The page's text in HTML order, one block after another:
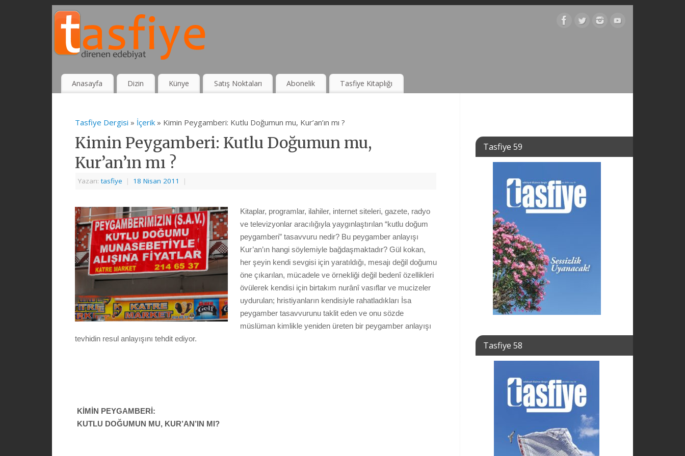
Anasayfa Dizin Künye Satış Noktaları Abonelik Tasfiye Kitaplığı
Tasfiye Dergisi » İçerik » Kimin Peygamberi: Kutlu Doğumun mu, Kur’an’ın mı ?
Kimin Peygamberi: Kutlu Doğumun mu,
Kur’an’ın mı ?
Yazarı:tasfiye | 18 Nisan 2011 |
Kitaplar, programlar, ilahiler, internet siteleri, gazete, radyo
ve televizyonlar aracılığıyla yaygınlaştırılan “kutlu doğum
peygamberi” tasavvuru nedir? Bu peygamber anlayışı
Kur’an’ın hangi söylemiyle bağdaşmaktadır? Gül kokan,
her şeyin kendi sevgisi için yaratıldığı, mesajı değil doğumu
öne çıkarılan, mücadele ve örnekliği değil bedenî özellikleri
övülerek kendisi için birtakım nurânî vasıflar ve mucizeler
uydurulan; hristiyanların kendisiyle rahatladıkları İsa
peygamber tasavvurunu taklit eden ve onu sözde
müslüman kimlikle yeniden üreten bir peygamber anlayışı
tevhidin resul anlayışını tehdit ediyor.
KİMİN PEYGAMBERİ:
KUTLU DOĞUMUN MU, KUR’AN’IN MI?
Tasfiye 59
Tasfiye 58